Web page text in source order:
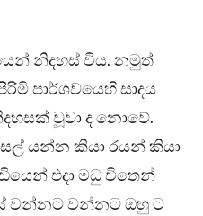
නිදහස් විය. නමුත්
පාර්ශවයෙහි සාදය
වූවා ද නොවේ.
යන්න කියා රයන් කියා
එදා මධු විතෙන්
වන්නට වන්නට ඔහු ට